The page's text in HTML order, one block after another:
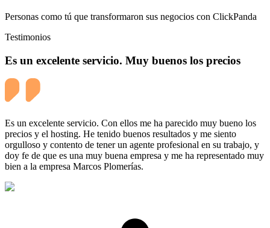
Personas como tú que transformaron sus negocios con ClickPanda
Testimonios
Es un excelente servicio. Muy buenos los precios
Es un excelente servicio. Con ellos me ha parecido muy bueno los
precios y el hosting. He tenido buenos resultados y me siento
orgulloso y contento de tener un agente profesional en su trabajo, y
doy fe de que es una muy buena empresa y me ha representado muy
bien a la empresa Marcos Plomerías.